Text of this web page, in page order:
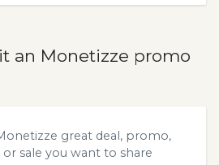
an Monetizze promo
great deal, promo,
sale you want to share